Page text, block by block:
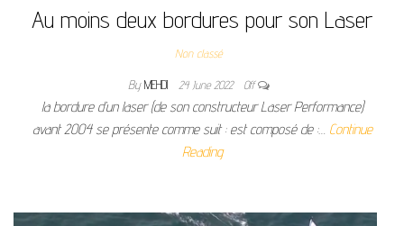
Au moins deux bordures pour son Laser
Non classé
By MEHDI 24 June 2022 Off
la bordure d’un laser (de son constructeur Laser Performance)
avant 2004 se présente comme suit : est composé de :… Continue
Reading